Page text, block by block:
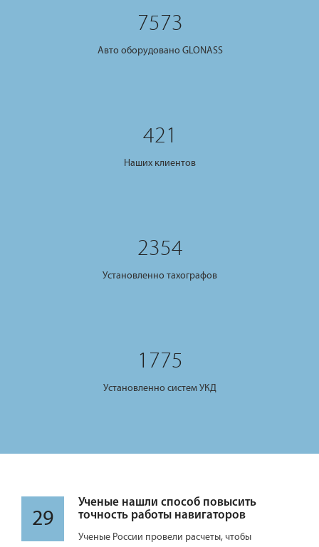
7573
Авто оборудовано GLONASS
421
Наших клиентов
2354
Установленно тахографов
1775
Установленно систем УКД
29
Ученые нашли способ повысить
точность работы навигаторов
Ученые России провели расчеты, чтобы